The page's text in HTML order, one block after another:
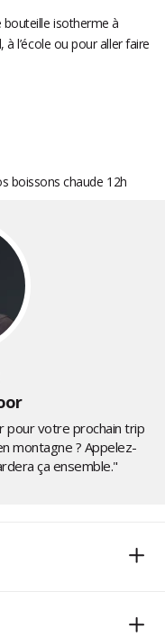
bouteille isotherme à
l’école ou pour aller faire
boissons chaude 12h
pour votre prochain trip
montagne ? Appelez-
ça ensemble."